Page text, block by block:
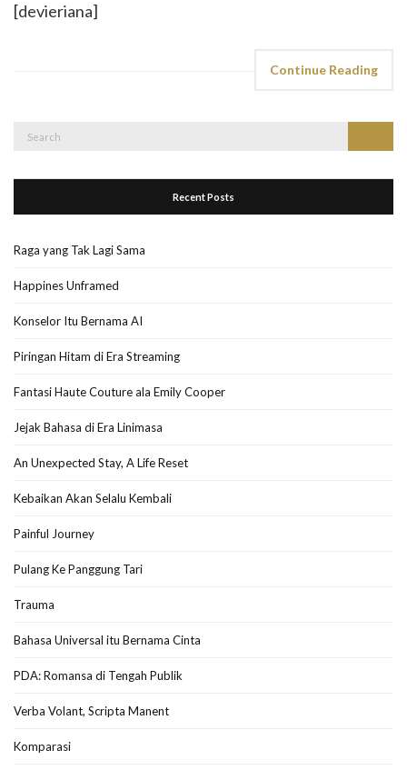
[devieriana]
Continue Reading
Recent Posts
Raga yang Tak Lagi Sama
Happines Unframed
Konselor Itu Bernama AI
Piringan Hitam di Era Streaming
Fantasi Haute Couture ala Emily Cooper
Jejak Bahasa di Era Linimasa
An Unexpected Stay, A Life Reset
Kebaikan Akan Selalu Kembali
Painful Journey
Pulang Ke Panggung Tari
Trauma
Bahasa Universal itu Bernama Cinta
PDA: Romansa di Tengah Publik
Verba Volant, Scripta Manent
Komparasi